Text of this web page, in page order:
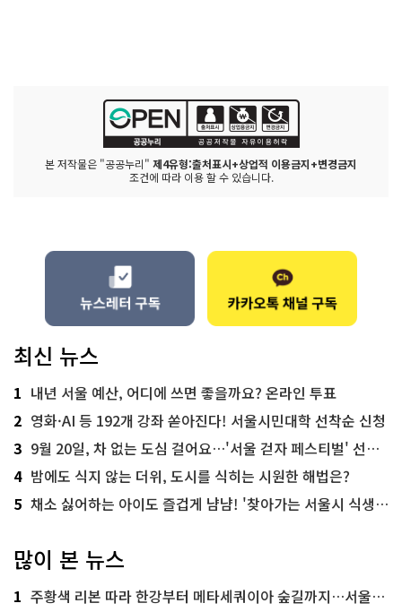
본 저작물은 "공공누리" 제4유형:출처표시+상업적 이용금지+변경금지
조건에 따라 이용 할 수 있습니다.
최신 뉴스
1 내년 서울 예산, 어디에 쓰면 좋을까요? 온라인 투표
2 영화·AI 등 192개 강좌 쏟아진다! 서울시민대학 선착순 신청
3 9월 20일, 차 없는 도심 걸어요…'서울 걷자 페스티벌' 선착순 5천명
4 밤에도 식지 않는 더위, 도시를 식히는 시원한 해법은?
5 채소 싫어하는 아이도 즐겁게 냠냠! '찾아가는 서울시 식생활 교육' 현장
많이 본 뉴스
1 주황색 리본 따라 한강부터 메타세쿼이아 숲길까지…서울둘레길 15코스